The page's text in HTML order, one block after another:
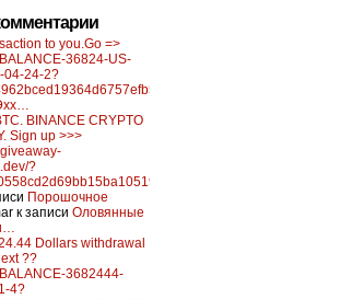
to you.Go =>
36824-US-
04-24-2?
BINANCE CRYPTO
Sign up >>>
?
Порошочное
к записи Оловянные
Dollars withdrawal
??
3682444-
4?